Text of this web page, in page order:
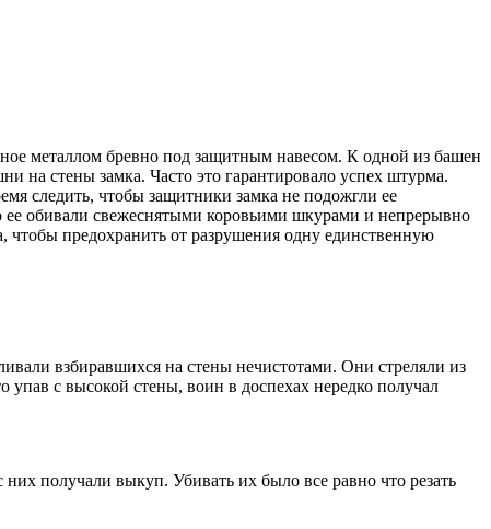
металлом бревно под защитным навесом. К одной из башен
на стены замка. Часто это гарантировало успех штурма.
следить, чтобы защитники замка не подожгли ее
обивали свежеснятыми коровьими шкурами и не­прерывно
что­бы предохранить от разрушения одну единственную
взбиравшихся на стены нечистотами. Они стре­ляли из
с высокой стены, воин в доспехах нередко получал
получали выкуп. Убивать их было все рав­но что резать